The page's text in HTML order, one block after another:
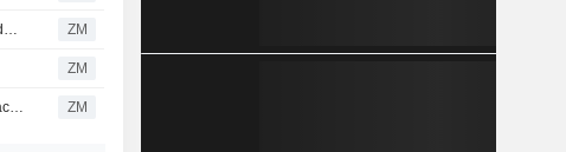
JETBLUE AIRWAYS CORPORATION : Susquehanna confirme sa recommandation neutre ZM
ZM
JETBLUE AIRWAYS CORPORATION : Seaport Global Securities persiste à l'achat ZM